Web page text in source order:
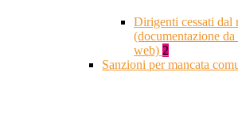
Dirigenti cessati dal
(documentazione
web) 2
Sanzioni per mancata